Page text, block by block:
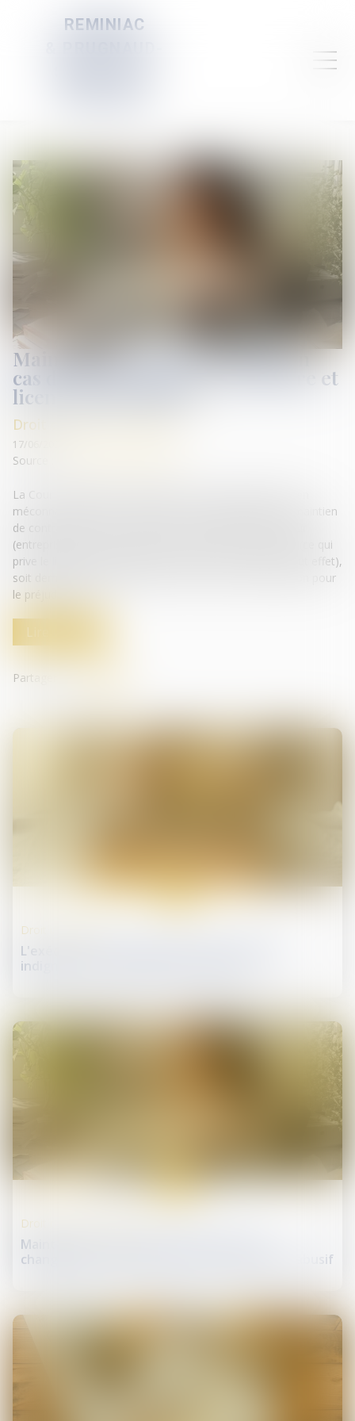
REMINIAC
Maintien du contrat de travail en
cas de changement de prestataire et
licenciement abusif
Droit du travail - Salariés
17/06/2025
Source :
La Cour a rappelé le 4 juin dernier qu'un salarié licencié en
méconnaissance des dispositions conventionnelles de maintien
de contrat peut, à son choix, soit demander au repreneur
(entreprise entrante) la reprise de son contrat de travail (ce qui
prive le licenciement initial de l'entreprise sortante de tout effet),
soit demander à l'entrepreneur sortant une indemnisation pour
le préjudice subi...
Lire la suite
Partager sur
L'exécutif renforce la lutte contre l'habitat
indigne et les marchands de sommeil
Droit immobilier
Maintien du contrat de travail en cas de
changement de prestataire et licenciement abusif
Droit du travail - Salariés